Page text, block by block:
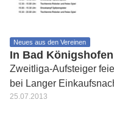
Neues aus den Vereinen
In Bad
Zweitliga-Aufsteiger
bei Langer
25.07.2013